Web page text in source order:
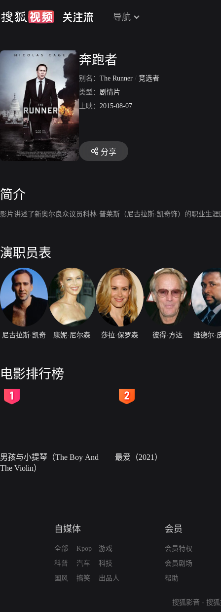
导航
奔跑者
别名： The Runner / 竞选者
类型： 剧情片
上映： 2015-08-07
分享
简介
影片讲述了新奥尔良众议员科林·普莱斯（尼古拉斯·凯奇饰）的职业生
演职员表
尼古拉斯·凯奇 康妮·尼尔森 莎拉·保罗森 彼得·方达 维德尔·
电影排行榜
男孩与小提琴（The Boy And
The Violin）
最爱（2021）
自媒体
全部
科普
国风
Kpop
汽车
搞笑
游戏
科技
出品人
会员
会员特权
会员剧场
帮助
搜狐影音 - 搜